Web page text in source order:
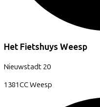
Het Fietshuys Weesp
Nieuwstadt 20
1381CCWeesp